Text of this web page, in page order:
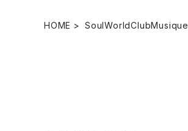
HOME SoulWorldClubMusique